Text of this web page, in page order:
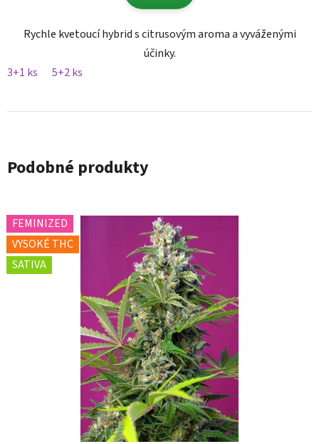
Rychle kvetoucí hybrid s citrusovým aroma a vyváženými
účinky.
3+1 ks
5+2 ks
Podobné produkty
FEMINIZED
VYSOKÉ THC
SATIVA